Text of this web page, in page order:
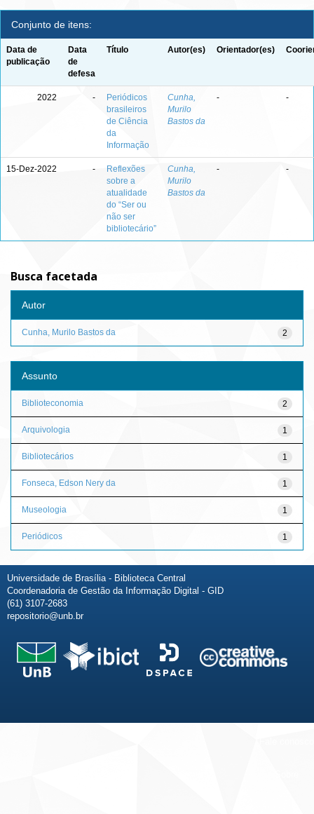
Conjunto de itens:
Data de
publicação
Data
de
defesa
Título Autor(es) Orientador(es)
2022 -
Periódicos
brasileiros
de Ciência
da
Informação
Cunha,
Murilo
Bastos da
- -
15-Dez-2022 -
Reflexões
sobre a
atualidade
do “Ser ou
não ser
bibliotecário”
Cunha,
Murilo
Bastos da
- -
Busca facetada
Autor
2
Cunha, Murilo Bastos da
Assunto
2
Biblioteconomia
1
Arquivologia
1
Bibliotecários
1
Fonseca, Edson Nery da
1
Museologia
1
Periódicos
Universidade de Brasília - Biblioteca Central
Coordenadoria de Gestão da Informação Digital - GID
(61) 3107-2683
repositorio@unb.br